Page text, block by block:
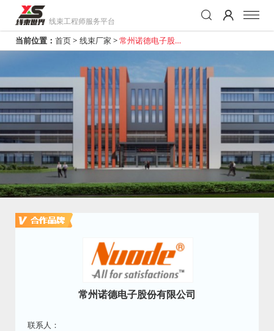
线束工程师服务平台
当前位置： 首页> 线束厂家 >常州诺德电子股份
有限公司
常州诺德电子股份有限公司
联系人：